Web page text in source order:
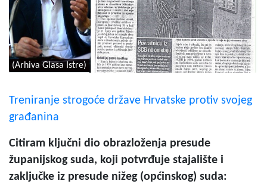
(Arhiva Glasa Istre)
Treniranje strogoće države Hrvatske protiv svojeg
građanina
Citiram ključni dio obrazloženja presude
županijskog suda, koji potvrđuje stajalište i
zaključke iz presude nižeg (općinskog) suda: